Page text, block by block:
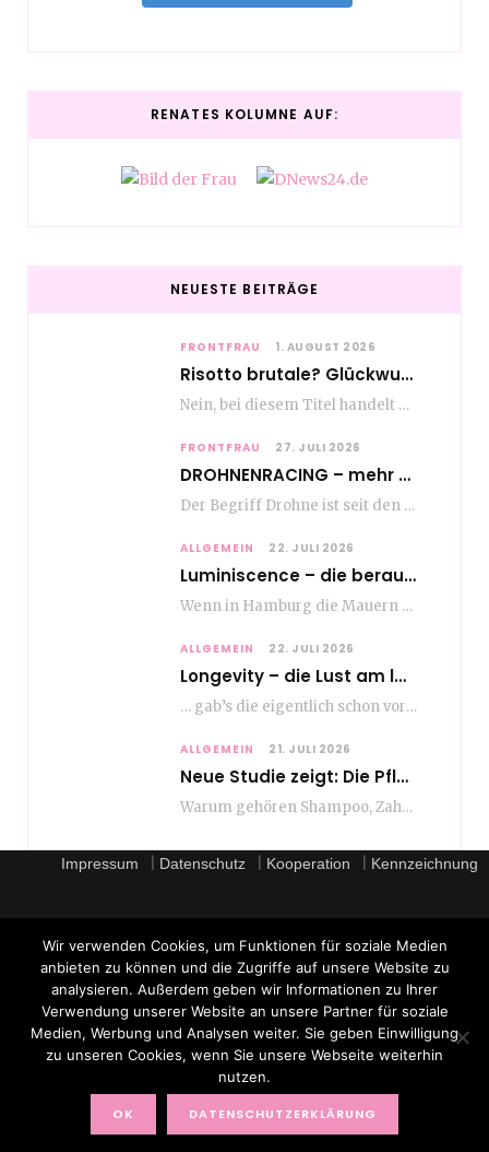
RENATES KOLUMNE AUF:
NEUESTE BEITRÄGE
FRONTFRAU 1. AUGUST 2026
Risotto brutale? Glückwunsch Axel Milberg zum 70. Geburtstag
Nein, bei diesem Titel handelt es sich nicht um eine Kochshow, oder vielleicht doch etwas.…
FRONTFRAU 27. JULI 2026
DROHNENRACING – mehr als ein hipper Nischensport
Der Begriff Drohne ist seit den andauernden weltweiten Kriegshandlungen seit Jahren in aller Munde. Und…
ALLGEMEIN 22. JULI 2026
Luminiscence – die berauschende Macht von klingenden Bildern
Wenn in Hamburg die Mauern zu sprechen beginnen, dann ist es die unverwechselbare, tiefsonore Stimme…
ALLGEMEIN 22. JULI 2026
Longevity – die Lust am langen Leben
… gab’s die eigentlich schon vor Erfindung des ultimativen Trends? Keine Ahnung – ich glaube,…
ALLGEMEIN 21. JULI 2026
Neue Studie zeigt: Die Pflegeroutine gibt dem Alltag Struktur
Warum gehören Shampoo, Zahnpasta oder Gesichtscreme für die meisten Menschen in Europa ganz selbstverständlich zum…
Impressum Datenschutz Kooperation Kennzeichnung
© 2017 TOPAGEMODEL BY RENATE ZOTT
FACEBOOK X (TWITTER) INSTAGRAM
Wir verwenden Cookies, um Funktionen für soziale Medien
anbieten zu können und die Zugriffe auf unsere Website zu
analysieren. Außerdem geben wir Informationen zu Ihrer
Verwendung unserer Website an unsere Partner für soziale
Medien, Werbung und Analysen weiter. Sie geben Einwilligung
zu unseren Cookies, wenn Sie unsere Webseite weiterhin
nutzen.
OK DATENSCHUTZERKLÄRUNG